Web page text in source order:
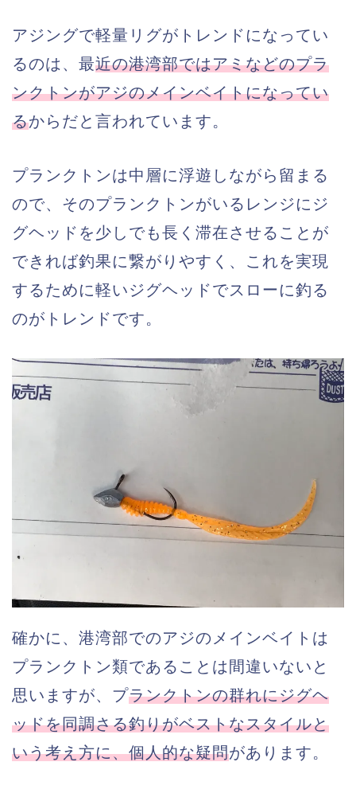
アジングで軽量リグがトレンドになってい
るのは、最近の港湾部ではアミなどのプラ
ンクトンがアジのメインベイトになってい
るからだと言われています。
プランクトンは中層に浮遊しながら留まる
ので、そのプランクトンがいるレンジにジ
グヘッドを少しでも長く滞在させることが
できれば釣果に繋がりやすく、これを実現
するために軽いジグヘッドでスローに釣る
のがトレンドです。
確かに、港湾部でのアジのメインベイトは
プランクトン類であることは間違いないと
思いますが、プランクトンの群れにジグヘ
ッドを同調さる釣りがベストなスタイルと
いう考え方に、個人的な疑問があります。